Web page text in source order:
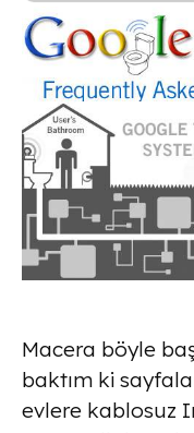
Macera böyle
baktım ki
evlere kablosuz